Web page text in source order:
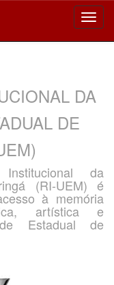
DA
DE
da
(RI-UEM) é
à memória
artística e
Estadual de